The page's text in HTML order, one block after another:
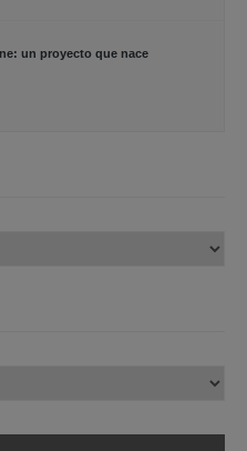
un proyecto que nace